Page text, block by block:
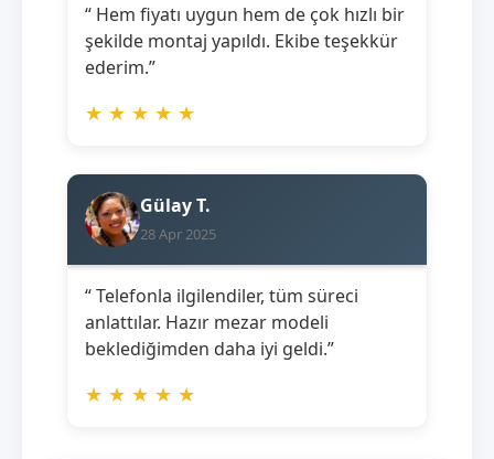
“ Hem fiyatı uygun hem de çok hızlı bir
şekilde montaj yapıldı. Ekibe teşekkür
ederim.”
★ ★ ★ ★ ★
Gülay T.
28 Apr 2025
“ Telefonla ilgilendiler, tüm süreci
anlattılar. Hazır mezar modeli
beklediğimden daha iyi geldi.”
★ ★ ★ ★ ★